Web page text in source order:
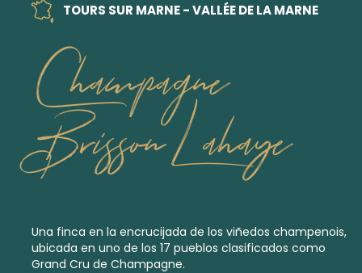
TOURS SUR MARNE - VALLÉE DE LA MARNE
Champagne
Brisson Lahaye
Una finca en la encrucijada de los viñedos champenois,
ubicada en uno de los 17 pueblos clasificados como
Grand Cru de Champagne.